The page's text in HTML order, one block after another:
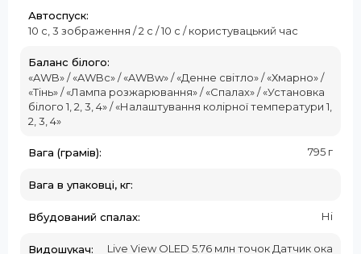
Автоспуск:
10 с, 3 зображення / 2 с / 10 с / користувацький час
Баланс білого:
«AWB» / «AWBc» / «AWBw» / «Денне світло» / «Хмарно» /
«Тінь» / «Лампа розжарювання» / «Спалах» / «Установка
білого 1, 2, 3, 4» / «Налаштування колірної температури 1,
2, 3, 4»
Вага (грамів): 795 г
Вага в упаковці, кг:
Вбудований спалах: Ні
Видошукач: Live View OLED 5.76 млн точок Датчик ока